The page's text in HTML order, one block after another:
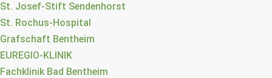
St. Josef-Stift Sendenhorst
St. Rochus-Hospital
Grafschaft Bentheim
EUREGIO-KLINIK
Fachklinik Bad Bentheim